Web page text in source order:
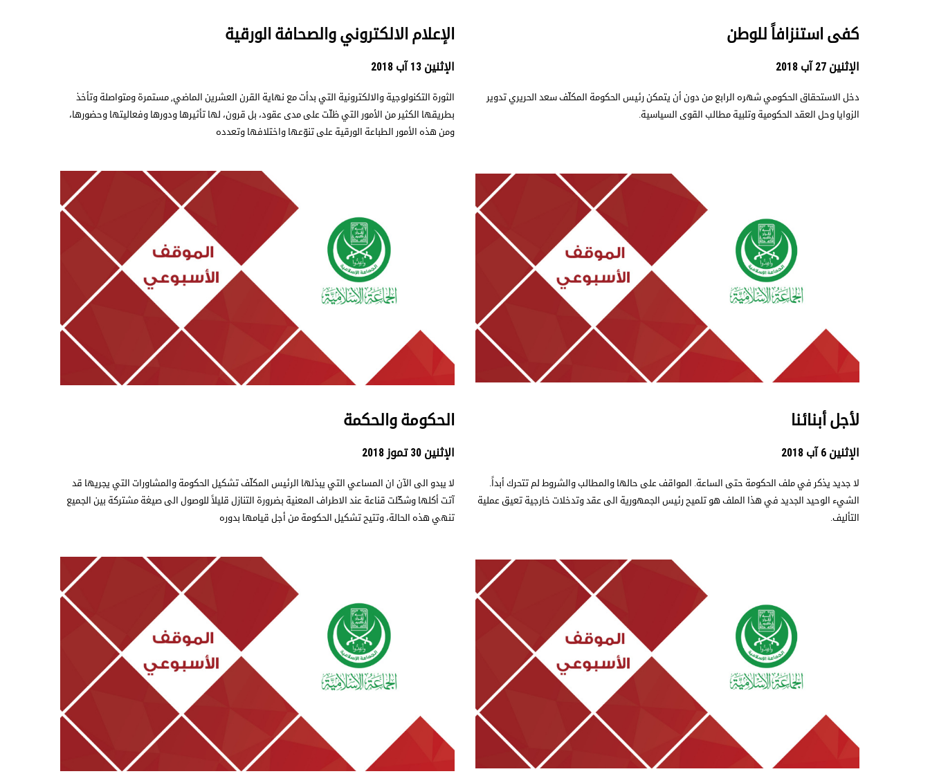
كفى استنزافاً للوطن
الإثنين 27 آب 2018
دخل الاستحقاق الحكومي شهره الرابع من دون أن يتمكن رئيس الحكومة المكلّف سعد الحريري تدوير
الزوايا وحل العقد الحكومية وتلبية مطالب القوى السياسية.
الإعلام الالكتروني والصحافة الورقية
الإثنين 13 آب 2018
الثورة التكنولوجية والالكترونية التي بدأت مع نهاية القرن العشرين الماضي, مستمرة ومتواصلة وتأخذ
بطريقها الكثير من الأمور التي ظلّت على مدى عقود، بل قرون، لها تأثيرها ودورها وفعاليتها وحضورها،
ومن هذه الأمور الطباعة الورقية على تنوّعها واختلافها وتعدده
لأجل أبنائنا
الإثنين 6 آب 2018
لا جديد يذكر في ملف الحكومة حتى الساعة. المواقف على حالها والمطالب والشروط لم تتحرك أبداً.
الشيء الوحيد الجديد في هذا الملف هو تلميح رئيس الجمهورية الى عقد وتدخلات خارجية تعيق عملية
التأليف.
الحكومة والحكمة
الإثنين 30 تموز 2018
لا يبدو الى الآن ان المساعي التي يبذلها الرئيس المكلّف تشكيل الحكومة والمشاورات التي يجريها قد
آتت أكلها وشكّلت قناعة عند الاطراف المعنية بضرورة التنازل قليلاً للوصول الى صيغة مشتركة بين الجميع
تنهي هذه الحالة، وتتيح تشكيل الحكومة من أجل قيامها بدوره